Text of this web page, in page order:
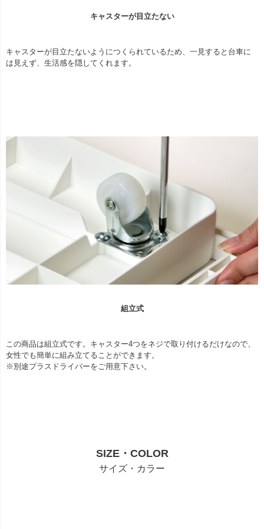
キャスターが目立たない
キャスターが目立たないようにつくられているため、一見すると台車に
は見えず、生活感を隠してくれます。
組立式
この商品は組立式です。キャスター4つをネジで取り付けるだけなので、
女性でも簡単に組み立てることができます。
※別途プラスドライバーをご用意下さい。
SIZE・COLOR
サイズ・カラー